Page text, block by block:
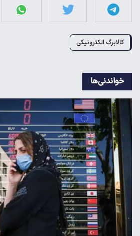
کالابرگ الکترونیکی
خواندنی‌ها